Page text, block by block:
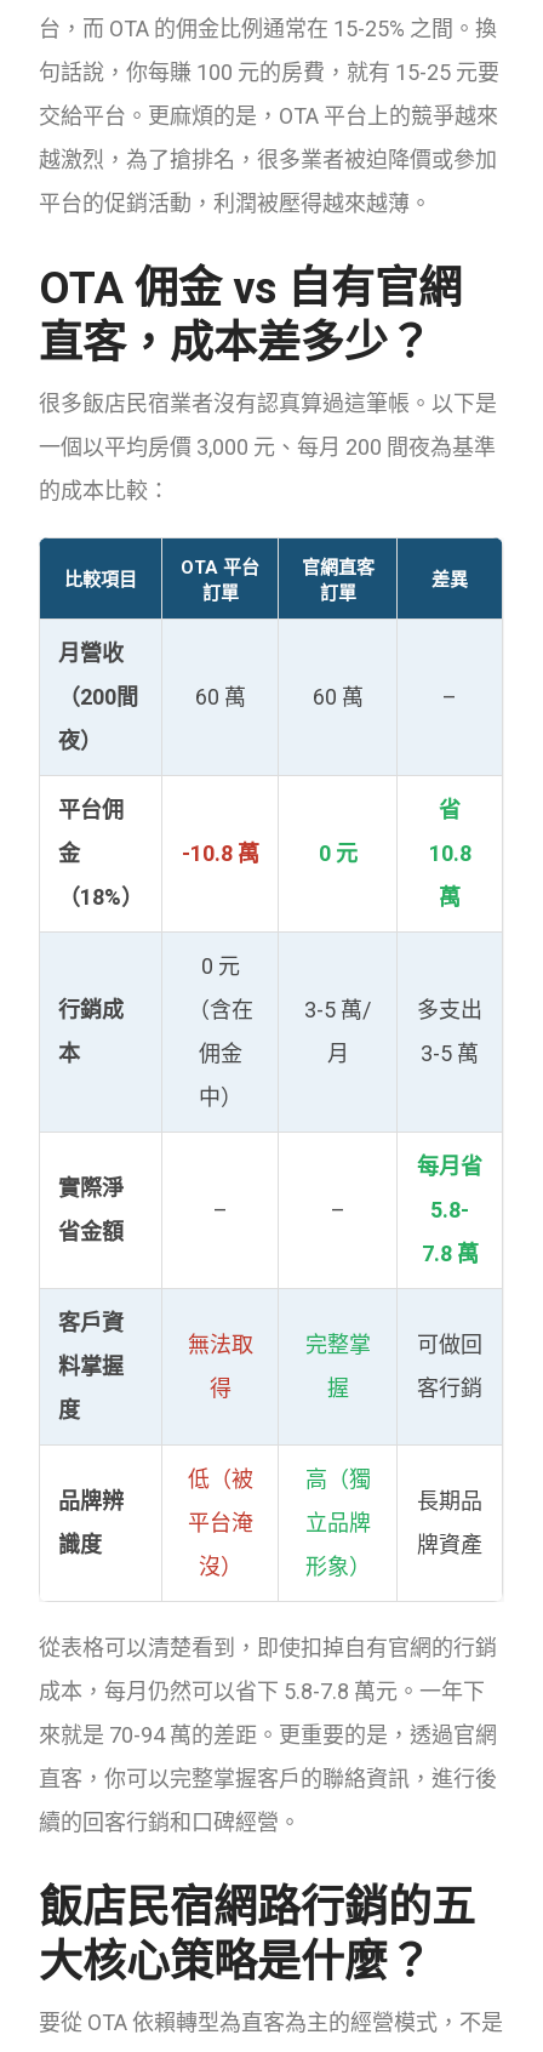
台，而 OTA 的佣金比例通常在 15-25% 之間。換
句話說，你每賺 100 元的房費，就有 15-25 元要
交給平台。更麻煩的是，OTA 平台上的競爭越來
越激烈，為了搶排名，很多業者被迫降價或參加
平台的促銷活動，利潤被壓得越來越薄。
OTA 佣金 vs 自有官網
直客，成本差多少？
很多飯店民宿業者沒有認真算過這筆帳。以下是
一個以平均房價 3,000 元、每月 200 間夜為基準
的成本比較：
比較項目
OTA 平台
訂單
官網直客
訂單
差異
月營收
（200間
夜）
60 萬 60 萬 –
平台佣
金
（18%）
-10.8 萬 0 元
省
10.8
萬
行銷成
本
0 元
（含在
佣金
中）
3-5 萬/
月
多支出
3-5 萬
實際淨
省金額
– –
每月省
5.8-
7.8 萬
客戶資
料掌握
度
無法取
得
完整掌
握
可做回
客行銷
品牌辨
識度
低（被
平台淹
沒）
高（獨
立品牌
形象）
長期品
牌資產
從表格可以清楚看到，即使扣掉自有官網的行銷
成本，每月仍然可以省下 5.8-7.8 萬元。一年下
來就是 70-94 萬的差距。更重要的是，透過官網
直客，你可以完整掌握客戶的聯絡資訊，進行後
續的回客行銷和口碑經營。
飯店民宿網路行銷的五
大核心策略是什麼？
要從 OTA 依賴轉型為直客為主的經營模式，不是